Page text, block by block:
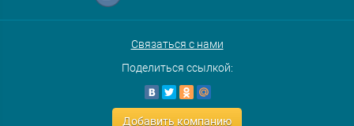
Связаться с нами
Поделиться ссылкой:
Добавить компанию